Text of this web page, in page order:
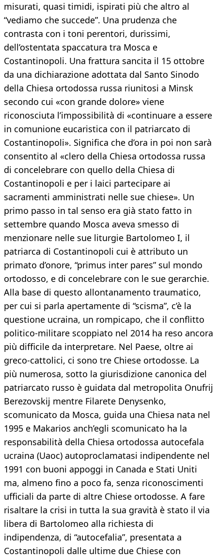
misurati, quasi timidi, ispirati più che altro al
“vediamo che succede”. Una prudenza che
contrasta con i toni perentori, durissimi,
dell’ostentata spaccatura tra Mosca e
Costantinopoli. Una frattura sancita il 15 ottobre
da una dichiarazione adottata dal Santo Sinodo
della Chiesa ortodossa russa riunitosi a Minsk
secondo cui «con grande dolore» viene
riconosciuta l’impossibilità di «continuare a essere
in comunione eucaristica con il patriarcato di
Costantinopoli». Significa che d’ora in poi non sarà
consentito al «clero della Chiesa ortodossa russa
di concelebrare con quello della Chiesa di
Costantinopoli e per i laici partecipare ai
sacramenti amministrati nelle sue chiese». Un
primo passo in tal senso era già stato fatto in
settembre quando Mosca aveva smesso di
menzionare nelle sue liturgie Bartolomeo I, il
patriarca di Costantinopoli cui è attributo un
primato d’onore, “primus inter pares” sul mondo
ortodosso, e di concelebrare con le sue gerarchie.
Alla base di questo allontanamento traumatico,
per cui si parla apertamente di “scisma”, c’è la
questione ucraina, un rompicapo, che il conflitto
politico-militare scoppiato nel 2014 ha reso ancora
più difficile da interpretare. Nel Paese, oltre ai
greco-cattolici, ci sono tre Chiese ortodosse. La
più numerosa, sotto la giurisdizione canonica del
patriarcato russo è guidata dal metropolita Onufrij
Berezovskij mentre Filarete Denysenko,
scomunicato da Mosca, guida una Chiesa nata nel
1995 e Makarios anch’egli scomunicato ha la
responsabilità della Chiesa ortodossa autocefala
ucraina (Uaoc) autoproclamatasi indipendente nel
1991 con buoni appoggi in Canada e Stati Uniti
ma, almeno fino a poco fa, senza riconoscimenti
ufficiali da parte di altre Chiese ortodosse. A fare
risaltare la crisi in tutta la sua gravità è stato il via
libera di Bartolomeo alla richiesta di
indipendenza, di “autocefalia”, presentata a
Costantinopoli dalle ultime due Chiese con